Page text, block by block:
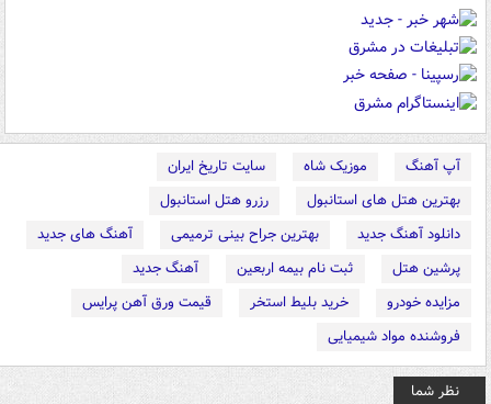
آپ آهنگ موزیک شاه
سایت تاریخ ایران
بهترین هتل های استانبول
رزرو هتل استانبول
دانلود آهنگ جدید
بهترین جراح بینی ترمیمی
آهنگ های جدید
پرشین هتل
ثبت نام بیمه اربعین
آهنگ جدید
مزایده خودرو
خرید بلیط استخر
قیمت ورق آهن پرایس
فروشنده مواد شیمیایی
نظر شما